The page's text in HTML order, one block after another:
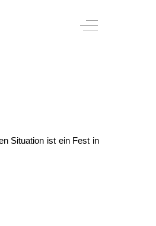
Off-Canvas
Situation ist ein Fest in